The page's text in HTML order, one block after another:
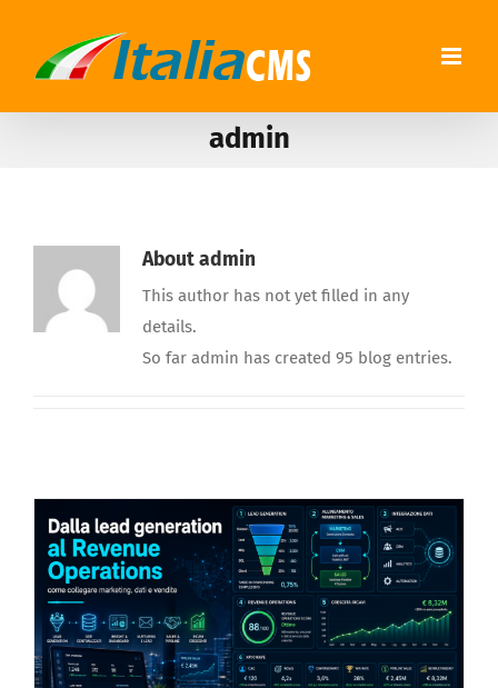
admin
Aboutadmin
This author has not yet filled in any
details.
So far admin has created 95 blog entries.